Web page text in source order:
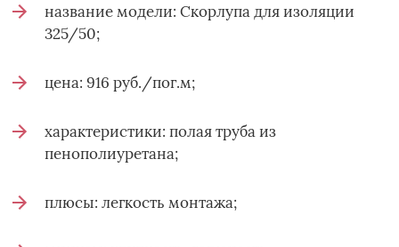
название модели: Скорлупа для изоляции
325/50;
цена: 916 руб./пог.м;
характеристики: полая труба из
пенополиуретана;
плюсы: легкость монтажа;